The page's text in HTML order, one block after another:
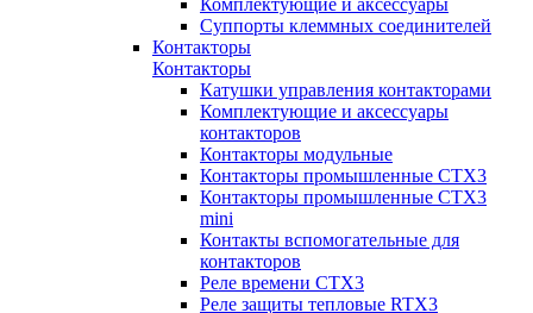
Комплектующие и аксессуары
Суппорты клеммных соединителей
Контакторы
Контакторы
Катушки управления контакторами
Комплектующие и аксессуары
контакторов
Контакторы модульные
Контакторы промышленные CTX3
Контакторы промышленные CTX3
mini
Контакты вспомогательные для
контакторов
Реле времени CTX3
Реле защиты тепловые RTX3